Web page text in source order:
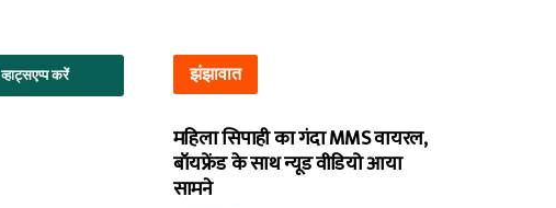
व्हाट्सएप्प करें झंझावात
महिला सिपाही का गंदा MMS वायरल,
बॉयफ्रेंड के साथ न्यूड वीडियो आया
सामने